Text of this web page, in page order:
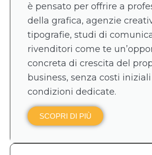
è pensato per offrire a
della grafica, agenzie
tipografie, studi di
rivenditori come te
concreta di crescita del
business, senza costi
condizioni dedicate.
SCOPRI DI PIÙ